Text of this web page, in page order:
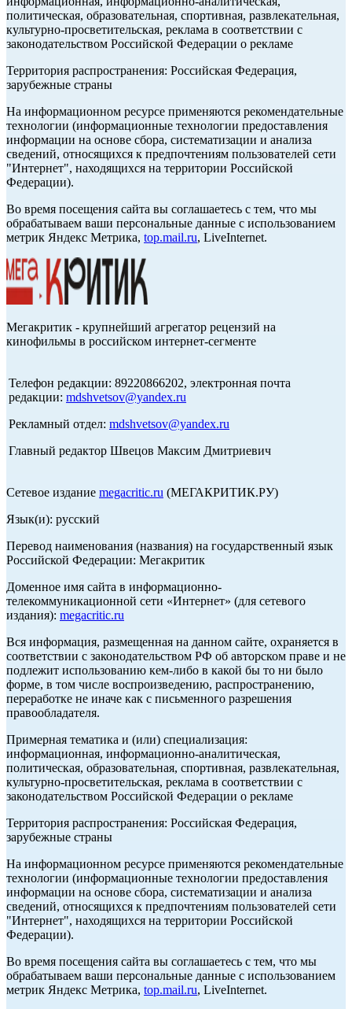
политическая, образовательная, спортивная, развлекательная,
культурно-просветительская, реклама в соответствии с
законодательством Российской Федерации о рекламе
Территория распространения: Российская Федерация,
зарубежные страны
На информационном ресурсе применяются рекомендательные
технологии (информационные технологии предоставления
информации на основе сбора, систематизации и анализа
сведений, относящихся к предпочтениям пользователей сети
"Интернет", находящихся на территории Российской
Федерации).
Во время посещения сайта вы соглашаетесь с тем, что мы
обрабатываем ваши персональные данные с использованием
метрик Яндекс Метрика, top.mail.ru, LiveInternet.
Мегакритик - крупнейший агрегатор рецензий на
кинофильмы в российском интернет-сегменте
Телефон редакции: 89220866202, электронная почта
редакции: mdshvetsov@yandex.ru
Рекламный отдел: mdshvetsov@yandex.ru
Главный редактор Швецов Максим Дмитриевич
Сетевое издание megacritic.ru (МЕГАКРИТИК.РУ)
Язык(и): русский
Перевод наименования (названия) на государственный язык
Российской Федерации: Мегакритик
Доменное имя сайта в информационно-
телекоммуникационной сети «Интернет» (для сетевого
издания): megacritic.ru
Вся информация, размещенная на данном сайте, охраняется в
соответствии с законодательством РФ об авторском праве и не
подлежит использованию кем-либо в какой бы то ни было
форме, в том числе воспроизведению, распространению,
переработке не иначе как с письменного разрешения
правообладателя.
Примерная тематика и (или) специализация:
информационная, информационно-аналитическая,
политическая, образовательная, спортивная, развлекательная,
культурно-просветительская, реклама в соответствии с
законодательством Российской Федерации о рекламе
Территория распространения: Российская Федерация,
зарубежные страны
На информационном ресурсе применяются рекомендательные
технологии (информационные технологии предоставления
информации на основе сбора, систематизации и анализа
сведений, относящихся к предпочтениям пользователей сети
"Интернет", находящихся на территории Российской
Федерации).
Во время посещения сайта вы соглашаетесь с тем, что мы
обрабатываем ваши персональные данные с использованием
метрик Яндекс Метрика, top.mail.ru, LiveInternet.